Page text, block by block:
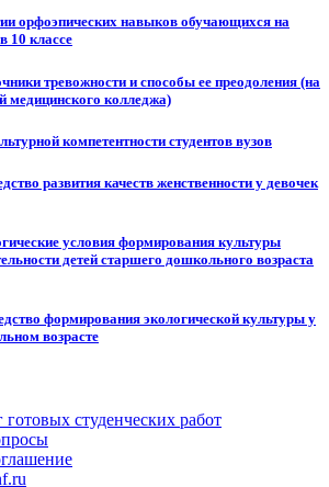
орфоэпических навыков обучающихся на
10 классе
тревожности и способы ее преодоления (на
медицинского колледжа)
компетентности студентов вузов
развития качеств женственности у девочек
условия формирования культуры
детей старшего дошкольного возраста
формирования экологической культуры у
возрасте
студенческих работ